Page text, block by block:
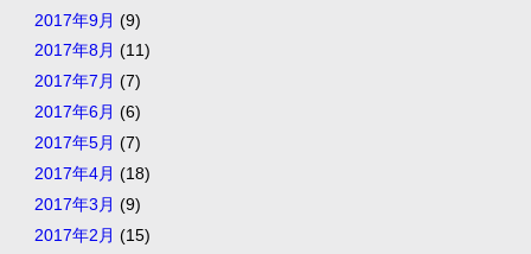
2017年9月 (9)
2017年8月 (11)
2017年7月 (7)
2017年6月 (6)
2017年5月 (7)
2017年4月 (18)
2017年3月 (9)
2017年2月 (15)